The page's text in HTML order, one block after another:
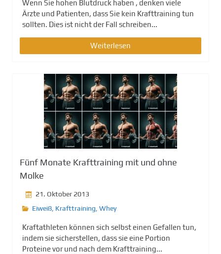
Wenn Sie hohen Blutdruck haben , denken viele
Ärzte und Patienten, dass Sie kein Krafttraining tun
sollten. Dies ist nicht der Fall schreiben...
Weiterlesen
Fünf Monate Krafttraining mit und ohne
Molke
21. Oktober 2013
Eiweiß, Krafttraining, Whey
Kraftathleten können sich selbst einen Gefallen tun,
indem sie sicherstellen, dass sie eine Portion
Proteine vor und nach dem Krafttraining...